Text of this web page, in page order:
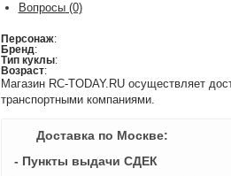
Вопросы(0)
Персонаж:
Бренд:
Тип куклы:
Возраст:
Магазин RC-TODAY.RU осуществляет
транспортными компаниями.
Доставка по Москве:
- Пункты выдачи СДЕК